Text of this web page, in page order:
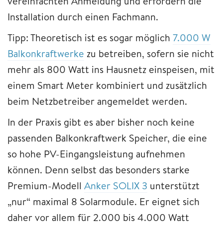
Installation durch einen Fachmann.
Tipp: Theoretisch ist es sogar möglich 7.000 W
Balkonkraftwerke zu betreiben, sofern sie nicht
mehr als 800 Watt ins Hausnetz einspeisen, mit
einem Smart Meter kombiniert und zusätzlich
beim Netzbetreiber angemeldet werden.
In der Praxis gibt es aber bisher noch keine
passenden Balkonkraftwerk Speicher, die eine
so hohe PV-Eingangsleistung aufnehmen
können. Denn selbst das besonders starke
Premium-Modell Anker SOLIX 3 unterstützt
„nur“ maximal 8 Solarmodule. Er eignet sich
daher vor allem für 2.000 bis 4.000 Watt